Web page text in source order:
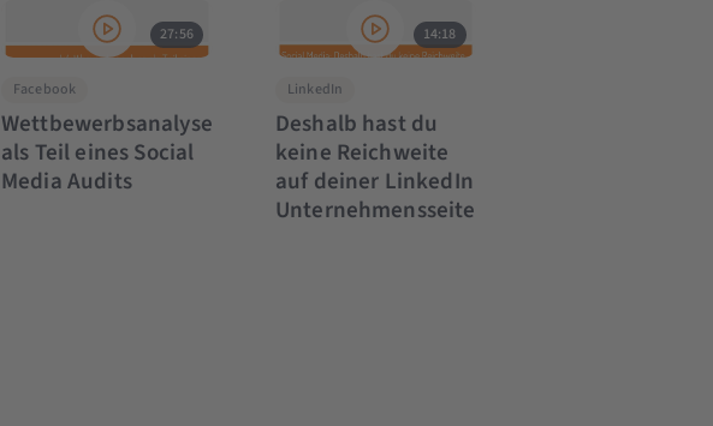
27:56
Facebook
Wettbewerbsanalyse
als Teil eines Social
Media Audits
14:18
LinkedIn
Deshalb hast du
keine Reichweite
auf deiner LinkedIn
Unternehmensseite